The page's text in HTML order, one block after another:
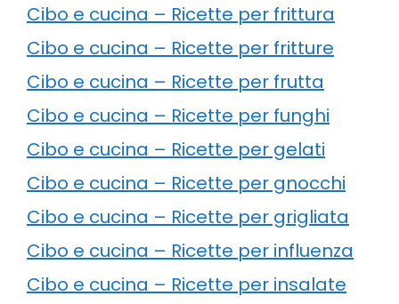
Cibo e cucina – Ricette per frittura
Cibo e cucina – Ricette per fritture
Cibo e cucina – Ricette per frutta
Cibo e cucina – Ricette per funghi
Cibo e cucina – Ricette per gelati
Cibo e cucina – Ricette per gnocchi
Cibo e cucina – Ricette per grigliata
Cibo e cucina – Ricette per influenza
Cibo e cucina – Ricette per insalate